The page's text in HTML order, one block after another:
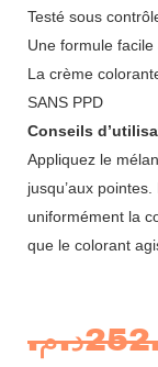
Testé sous
Une formule
La crème
SANS PPD
Conseils
Appliquez le
jusqu’aux
uniformément la
que le colorant
د.م.